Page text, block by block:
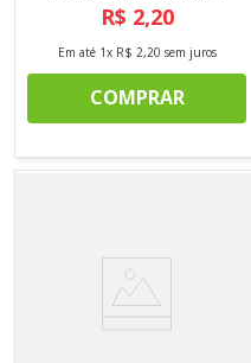
R$ 2,20
Em até 1x R$ 2,20 sem juros
COMPRAR